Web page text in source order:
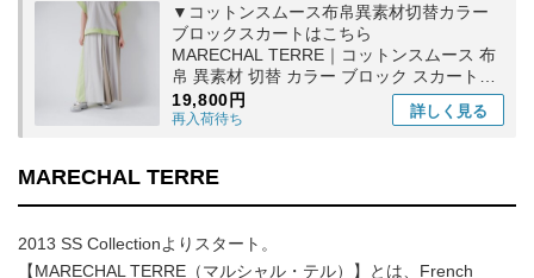
▼コットンスムース布帛異素材切替カラー
ブロックスカートはこちら
MARECHAL TERRE｜コットンスムース 布
帛 異素材 切替 カラー ブロック スカート
zmt252sk126-kk
19,800円
再入荷待ち 詳しく 見る
MARECHAL TERRE
2013 SS Collectionよりスタート。
【MARECHAL TERRE（マルシャル・テル）】とは、French